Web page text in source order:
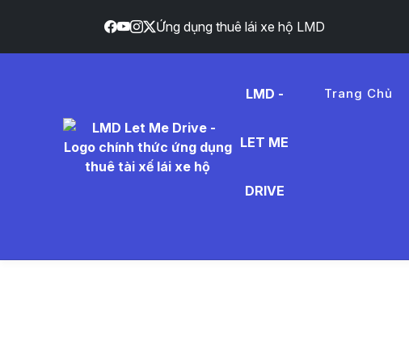
Ứng dụng thuê lái xe hộ LMD
LMD -
LET ME
DRIVE
Trang Chủ
- Tin Tức